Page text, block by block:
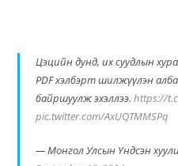
Цэцийн дунд, их суудлын
PDF хэлбэрт шилжүүлэн
байршуулж эхэллээ.https://
pic.twitter.com/AxUQTMMSPq
— Монгол Улсын Үндсэн